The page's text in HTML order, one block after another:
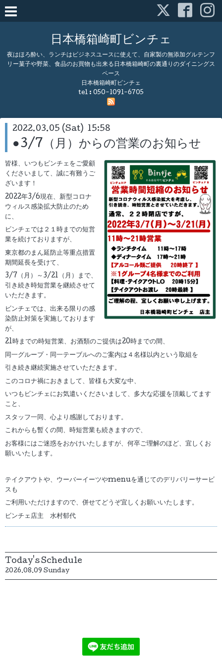
日本橋箱崎町ビンチェ
夜はほろ酔い、ランチはビジネスユースに使えて、自家製の無添加グルテンフ
リー菓子や野菜、食品のお買物も出来る日本橋箱崎町の裏通りのダイニングス
ペース
日本橋箱崎町ビンチェ
tel : 050-1091-6705
2022.03.05 (Sat) 15:58
●3/7（月）からの営業のお知らせ
皆様、いつもビンチェをご愛顧
くださいまして、誠に有難うご
ざいます！
2022年3/6現在、新型コロナ
ウィルス感染拡大防止のため
に、
ビンチェでは２１時までの短営
業を続けておりますが、
東京都のまん延防止等重点措置
期間延長を受けて、
3/7（月）～3/21（月）まで、
引き続き時短営業を継続させて
いただきます。
ビンチェでは、出来る限りの感
染防止対策を実施しております
が、
21時までの時短営業、お酒類のご提供は20時までの間、
同一グループ・同一テーブルへのご案内は４名様以内という取組を
引き続き継続実施させていただきます。
このコロナ禍におきまして、皆様も大変な中、
いつもビンチェにお気遣いくださいまして、多大な応援を頂戴してます
こと、
スタッフ一同、心より感謝しております。
これからも暫くの間、時短営業も続きますので、
お客様にはご迷惑をおかけいたしますが、何卒ご理解のほど、宜しくお
願いいたします。
テイクアウトや、ウーバーイーツやmenuを通じてのデリバリーサービ
スも
ご利用いただけますので、併せてどうぞ宜しくお願いいたします。
ビンチェ店主 水村郁代
Today's Schedule
2026.08.09 Sunday